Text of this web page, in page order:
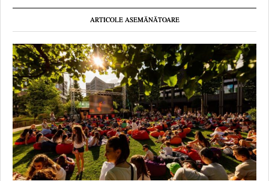
ARTICOLE ASEMĂNĂTOARE